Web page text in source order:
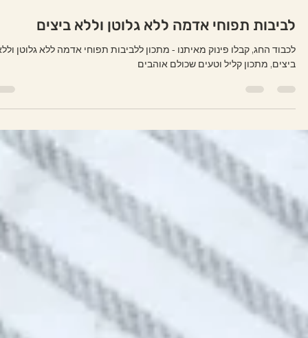
זמן קריאה 1 דקות
לביבות תפוחי אדמה ללא גלוטן וללא ביצים
ביצים, מתכון קליל וטעים שכולם אוהבים